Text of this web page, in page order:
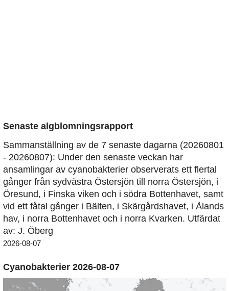
Senaste algblomningsrapport
Sammanställning av de 7 senaste dagarna (20260801
- 20260807): Under den senaste veckan har
ansamlingar av cyanobakterier observerats ett flertal
gånger från sydvästra Östersjön till norra Östersjön, i
Öresund, i Finska viken och i södra Bottenhavet, samt
vid ett fåtal gånger i Bälten, i Skärgårdshavet, i Ålands
hav, i norra Bottenhavet och i norra Kvarken. Utfärdat
av: J. Öberg
2026-08-07
Cyanobakterier 2026-08-07